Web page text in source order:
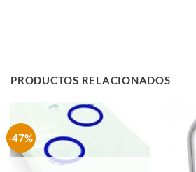
PRODUCTOS RELACIONADOS
-47%